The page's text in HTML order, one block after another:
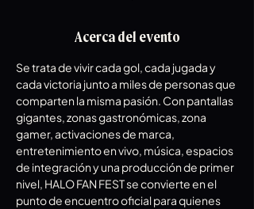
Acerca del evento
Se trata de vivir cada gol, cada jugada y
cada victoria junto a miles de personas que
comparten la misma pasión. Con pantallas
gigantes, zonas gastronómicas, zona
gamer, activaciones de marca,
entretenimiento en vivo, música, espacios
de integración y una producción de primer
nivel, HALO FAN FEST se convierte en el
punto de encuentro oficial para quienes